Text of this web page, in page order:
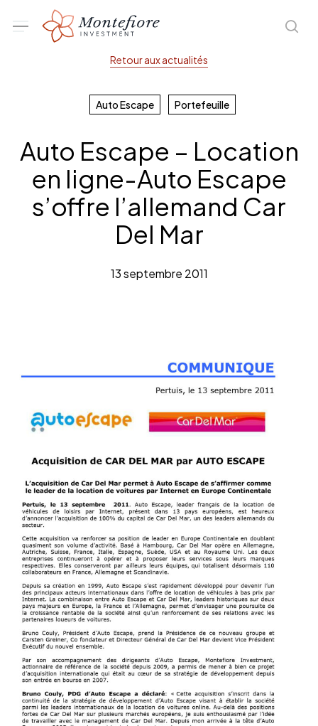
Menu
Retour aux actualités
Auto Escape Portefeuille
Auto Escape – Location
en ligne-Auto Escape
s’offre l’allemand Car
Del Mar
13 septembre 2011